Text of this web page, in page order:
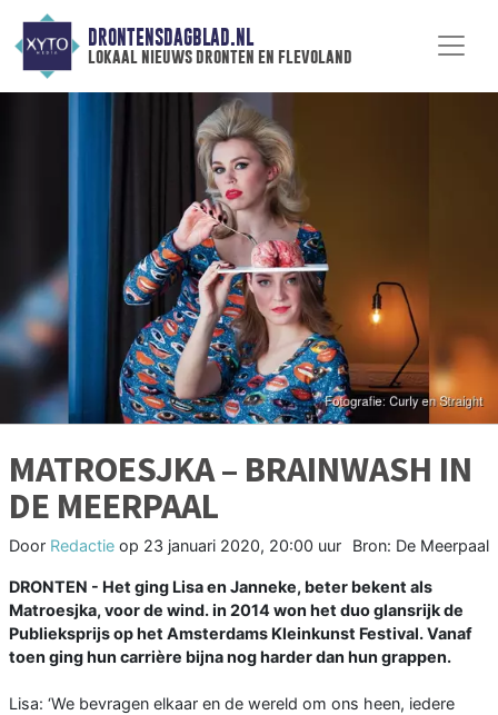
DRONTENSDAGBLAD.NL
lokaal nieuws dronten en flevoland
MATROESJKA – BRAINWASH IN
DE MEERPAAL
Door Redactie op 23 januari 2020, 20:00 uur Bron: De Meerpaal
DRONTEN - Het ging Lisa en Janneke, beter bekent als
Matroesjka, voor de wind. in 2014 won het duo glansrijk de
Publieksprijs op het Amsterdams Kleinkunst Festival. Vanaf
toen ging hun carrière bijna nog harder dan hun grappen.
Lisa: ‘We bevragen elkaar en de wereld om ons heen, iedere